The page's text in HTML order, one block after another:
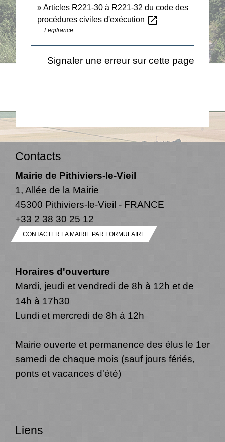
Articles R221-30 à R221-32 du code des
procédures civiles d'exécution open_in_new
Legifrance
Signaler une erreur sur cette page
Contacts
Mairie de Pithiviers-le-Vieil
1, Allée de la Mairie
45300 Pithiviers-le-Vieil - FRANCE
+33 2 38 30 25 12
CONTACTER LA MAIRIE PAR FORMULAIRE
Horaires d'ouverture
Mardi, jeudi et vendredi de 8h à 12h et de
14h à 17h30
Lundi et mercredi de 8h à 12h
Mairie ouverte et permanence des élus le 1er
samedi de chaque mois (sauf jours fériés,
ponts et vacances d'été)
Liens